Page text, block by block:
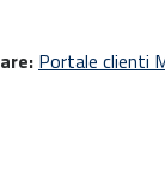
Portale clienti